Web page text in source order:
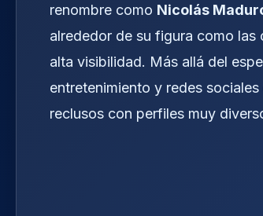
renombre como Nicolás
alrededor de su figura como
alta visibilidad. Más allá del
entretenimiento y redes
reclusos con perfiles muy